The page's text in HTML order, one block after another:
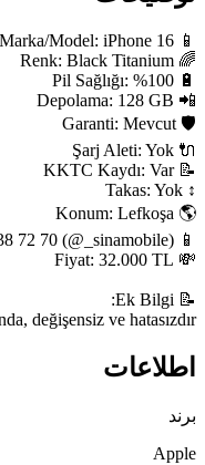
değişensiz ve hatasızdır.
اطلاعات
برند
Apple